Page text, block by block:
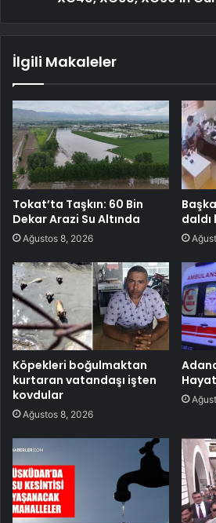
İlgili Makaleler
Tokat’ta Taşkın: 60 Bin
Dekar Arazi Su Altında
Ağustos 8, 2026
daldı
Köpekleri boğulmaktan
kurtaran vatandaşı işten
kovdular
Ağustos 8, 2026